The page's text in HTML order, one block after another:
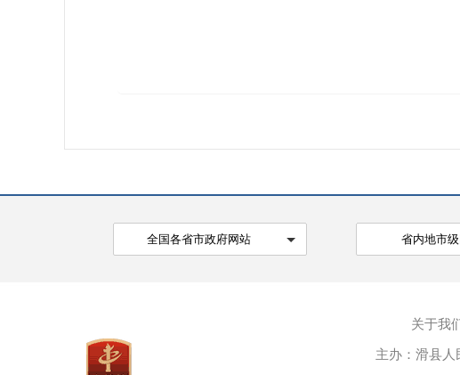
全国各省市政府网站 省内地市
关于我
主办：滑县